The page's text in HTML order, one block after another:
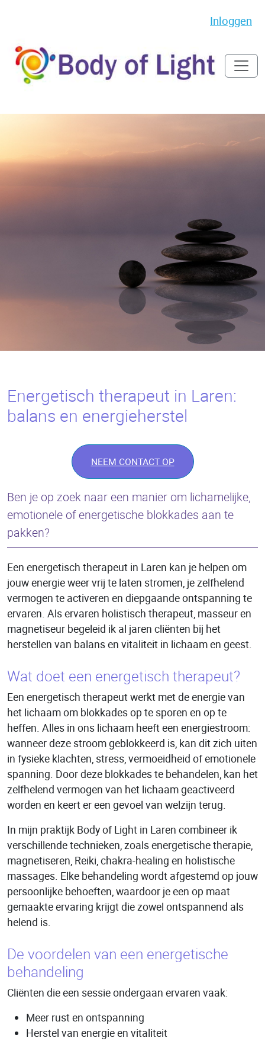
Inloggen
Energetisch therapeut in Laren:
balans en energieherstel
NEEM CONTACT OP
Ben je op zoek naar een manier om lichamelijke,
emotionele of energetische blokkades aan te
pakken?
Een energetisch therapeut in Laren kan je helpen om
jouw energie weer vrij te laten stromen, je zelfhelend
vermogen te activeren en diepgaande ontspanning te
ervaren. Als ervaren holistisch therapeut, masseur en
magnetiseur begeleid ik al jaren cliënten bij het
herstellen van balans en vitaliteit in lichaam en geest.
Wat doet een energetisch therapeut?
Een energetisch therapeut werkt met de energie van
het lichaam om blokkades op te sporen en op te
heffen. Alles in ons lichaam heeft een energiestroom:
wanneer deze stroom geblokkeerd is, kan dit zich uiten
in fysieke klachten, stress, vermoeidheid of emotionele
spanning. Door deze blokkades te behandelen, kan het
zelfhelend vermogen van het lichaam geactiveerd
worden en keert er een gevoel van welzijn terug.
In mijn praktijk Body of Light in Laren combineer ik
verschillende technieken, zoals energetische therapie,
magnetiseren, Reiki, chakra-healing en holistische
massages. Elke behandeling wordt afgestemd op jouw
persoonlijke behoeften, waardoor je een op maat
gemaakte ervaring krijgt die zowel ontspannend als
helend is.
De voordelen van een energetische
behandeling
Cliënten die een sessie ondergaan ervaren vaak:
Meer rust en ontspanning
Herstel van energie en vitaliteit